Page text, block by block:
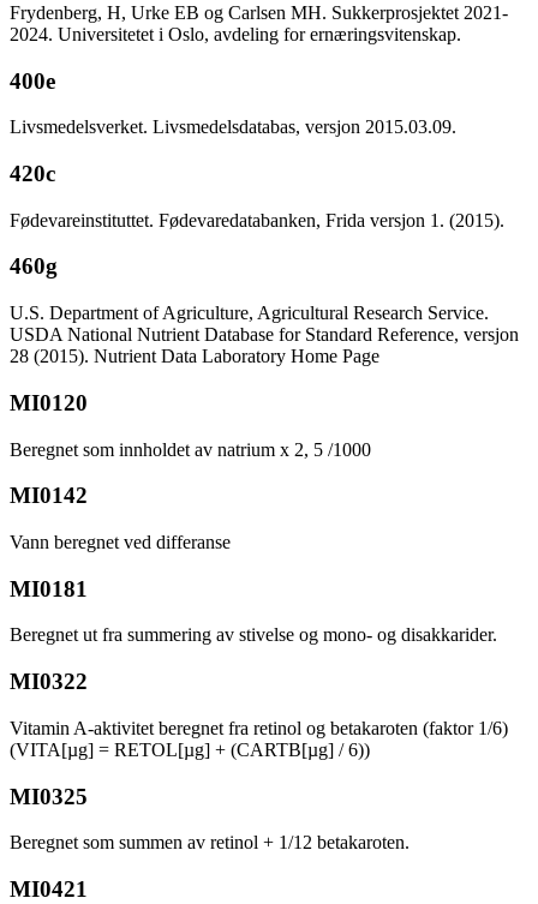
Frydenberg, H, Urke EB og Carlsen MH. Sukkerprosjektet 2021-
2024. Universitetet i Oslo, avdeling for ernæringsvitenskap.
400e
Livsmedelsverket. Livsmedelsdatabas, versjon 2015.03.09.
420c
Fødevareinstituttet. Fødevaredatabanken, Frida versjon 1. (2015).
460g
U.S. Department of Agriculture, Agricultural Research Service.
USDA National Nutrient Database for Standard Reference, versjon
28 (2015). Nutrient Data Laboratory Home Page
MI0120
Beregnet som innholdet av natrium x 2, 5 /1000
MI0142
Vann beregnet ved differanse
MI0181
Beregnet ut fra summering av stivelse og mono- og disakkarider.
MI0322
Vitamin A-aktivitet beregnet fra retinol og betakaroten (faktor 1/6)
(VITA[µg] = RETOL[µg] + (CARTB[µg] / 6))
MI0325
Beregnet som summen av retinol + 1/12 betakaroten.
MI0421